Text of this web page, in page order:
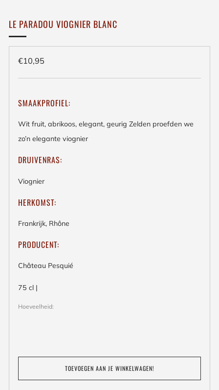
LE PARADOU VIOGNIER BLANC
Regulieren
€10,95
SMAAKPROFIEL:
Wit fruit, abrikoos, elegant, geurig Zelden proefden we
zo’n elegante viognier
DRUIVENRAS:
Viognier
HERKOMST:
Frankrijk, Rhône
PRODUCENT:
Château Pesquié
75 cl |
Hoeveelheid:
TOEVOEGEN AAN JE WINKELWAGEN!